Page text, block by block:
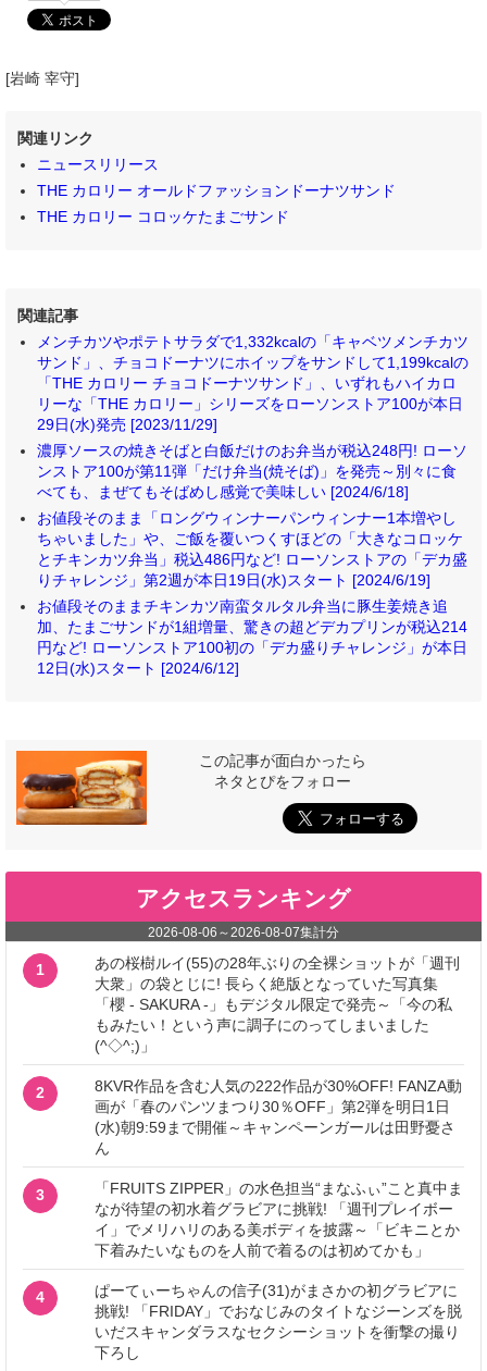
[岩崎 宰守]
関連リンク
ニュースリリース
THE カロリー オールドファッションドーナツサンド
THE カロリー コロッケたまごサンド
関連記事
メンチカツやポテトサラダで1,332kcalの「キャベツメンチカツ
サンド」、チョコドーナツにホイップをサンドして1,199kcalの
「THE カロリー チョコドーナツサンド」、いずれもハイカロ
リーな「THE カロリー」シリーズをローソンストア100が本日
29日(水)発売 [2023/11/29]
濃厚ソースの焼きそばと白飯だけのお弁当が税込248円! ローソ
ンストア100が第11弾「だけ弁当(焼そば)」を発売～別々に食
べても、まぜてもそばめし感覚で美味しい [2024/6/18]
お値段そのまま「ロングウィンナーパンウィンナー1本増やし
ちゃいました」や、ご飯を覆いつくすほどの「大きなコロッケ
とチキンカツ弁当」税込486円など! ローソンストアの「デカ盛
りチャレンジ」第2週が本日19日(水)スタート [2024/6/19]
お値段そのままチキンカツ南蛮タルタル弁当に豚生姜焼き追
加、たまごサンドが1組増量、驚きの超どデカプリンが税込214
円など! ローソンストア100初の「デカ盛りチャレンジ」が本日
12日(水)スタート [2024/6/12]
この記事が面白かったら
ネタとぴをフォロー
アクセスランキング
2026-08-06 ～2026-08-07集計分
1
あの桜樹ルイ(55)の28年ぶりの全裸ショットが「週刊
大衆」の袋とじに! 長らく絶版となっていた写真集
「櫻 - SAKURA -」もデジタル限定で発売～「今の私
もみたい！という声に調子にのってしまいました
(^◇^;)」
2
8KVR作品を含む人気の222作品が30%OFF! FANZA動
画が「春のパンツまつり30％OFF」第2弾を明日1日
(水)朝9:59まで開催～キャンペーンガールは田野憂さ
ん
3
「FRUITS ZIPPER」の水色担当“まなふぃ”こと真中ま
なが待望の初水着グラビアに挑戦! 「週刊プレイボー
イ」でメリハリのある美ボディを披露～「ビキニとか
下着みたいなものを人前で着るのは初めてかも」
4
ぱーてぃーちゃんの信子(31)がまさかの初グラビアに
挑戦! 「FRIDAY」でおなじみのタイトなジーンズを脱
いだスキャンダラスなセクシーショットを衝撃の撮り
下ろし